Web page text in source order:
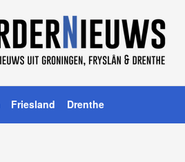
Friesland Drenthe